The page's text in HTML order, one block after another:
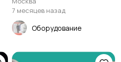
7 месяцев назад
Оборудование